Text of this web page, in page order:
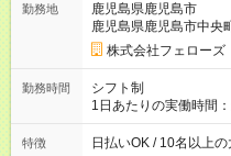
たいという人もいると
ので、お気軽にご相談ください！ ※2ヶ月
す。その間の給与・待遇に変
用期間あり 試用期間
と同じです。
勤務地
鹿児島県鹿児島市
鹿児島県鹿児島市中央
株式会社フェローズ
勤務時間
シフト制
1日あたりの実働時間
(1) 10:00～19:00 (2)
いずれも実働8時間・
特徴 日払いOK / 10名以上